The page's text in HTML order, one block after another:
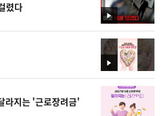
영
상
렸다
영
상
라지는 '근로장려금'